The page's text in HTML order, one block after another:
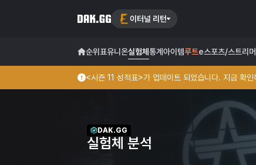
이터널 리턴
순위표유니온실험체 통계 아이템루트e스포츠/스트리머
<시즌 11 성적표>가 업데이트 되었습니다. 지금 확인
DAK.GG
실험체 분석